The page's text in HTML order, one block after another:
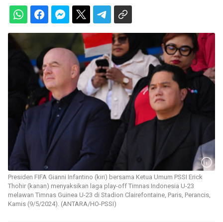
Presiden FIFA Gianni Infantino (kiri) bersama Ketua Umum PSSI Erick
Thohir (kanan) menyaksikan laga play-off Timnas Indonesia U-23
melawan Timnas Guinea U-23 di Stadion Clairefontaine, Paris, Perancis,
Kamis (9/5/2024). (ANTARA/HO-PSSI)